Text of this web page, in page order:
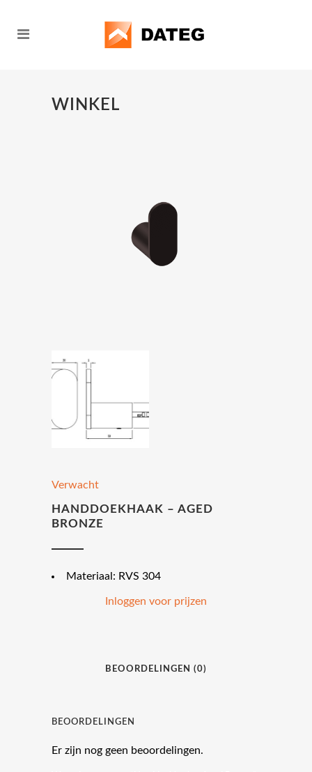
WINKEL
Verwacht
HANDDOEKHAAK – AGED
BRONZE
Materiaal: RVS 304
Inloggen voor prijzen
BEOORDELINGEN (0)
BEOORDELINGEN
Er zijn nog geen beoordelingen.